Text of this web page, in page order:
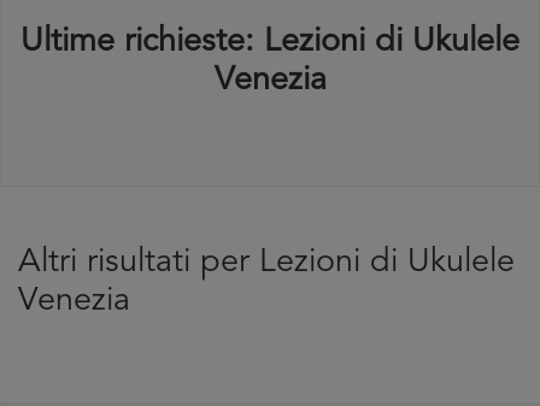
Ultime richieste: Lezioni di Ukulele
Venezia
Altri risultati per Lezioni di Ukulele
Venezia